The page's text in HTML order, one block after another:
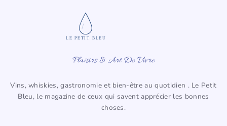
LE PETIT BLEU
Plaisirs & Art De Vivre
Vins, whiskies, gastronomie et bien-être au quotidien . Le Petit
Bleu, le magazine de ceux qui savent apprécier les bonnes
choses.